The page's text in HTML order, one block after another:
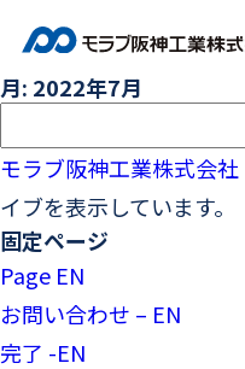
月: 2022年7月
索:
モラブ阪神工業株式会社
イブを表示しています。
固定ページ
Page EN
お問い合わせ – EN
完了 -EN